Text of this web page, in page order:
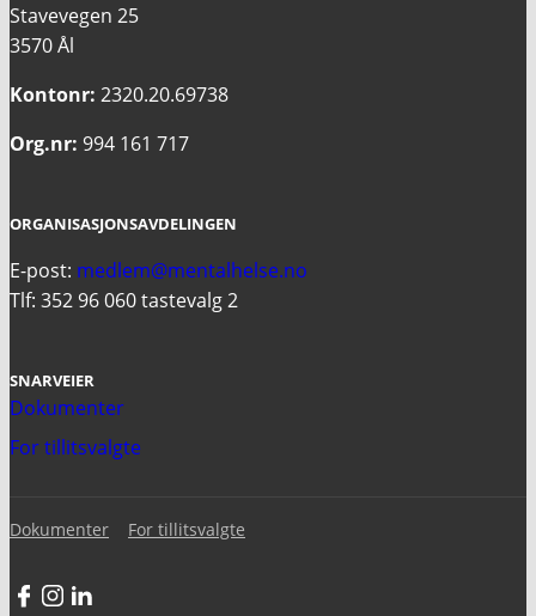
Stavevegen 25
3570 Ål
Kontonr: 2320.20.69738
Org.nr: 994 161 717
ORGANISASJONSAVDELINGEN
E-post: medlem@mentalhelse.no
Tlf: 352 96 060 tastevalg 2
SNARVEIER
Dokumenter
For tillitsvalgte
Dokumenter For tillitsvalgte